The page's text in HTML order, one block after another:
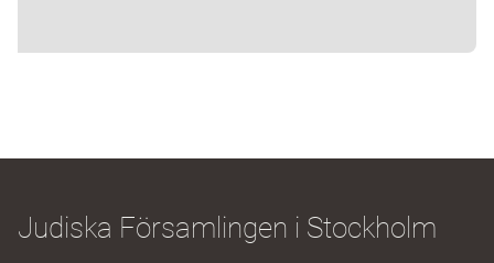
Judiska Församlingen i Stockholm